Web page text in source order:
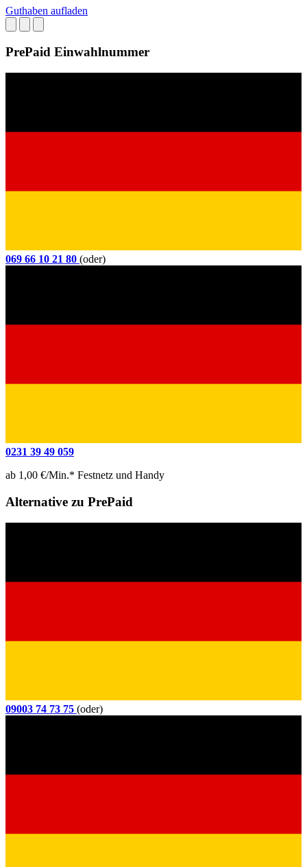
Guthaben aufladen
PrePaid Einwahlnummer
069 66 10 21 80 (oder)
0231 39 49 059
ab 1,00 €/Min.* Festnetz und Handy
Alternative zu PrePaid
09003 74 73 75 (oder)